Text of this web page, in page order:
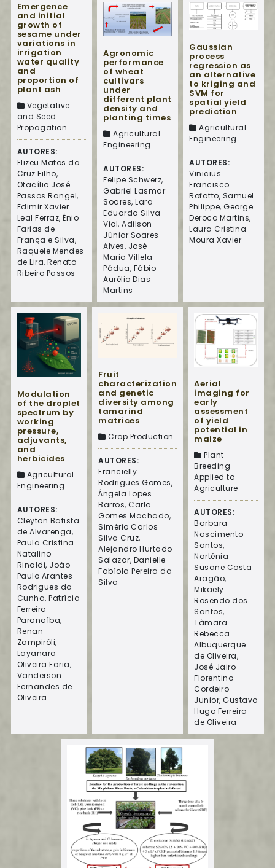
Emergence
and initial
growth of
sesame under
variations in
irrigation
water quality
and
proportion of
plant ash
Vegetative
and Seed
Propagation
AUTORES:
Elizeu Matos da
Cruz Filho,
Otacílio José
Passos Rangel,
Edimir Xavier
Leal Ferraz, Ênio
Farias de
França e Silva,
Raquele Mendes
de Lira, Renato
Ribeiro Passos
Agronomic
performance
of wheat
cultivars
under
different plant
density and
planting times
Agricultural
Engineering
AUTORES:
Felipe Schwerz,
Gabriel Lasmar
Soares, Lara
Eduarda Silva
Viol, Adilson
Júnior Soares
Alves, José
Maria Villela
Pádua, Fábio
Aurélio Dias
Martins
Gaussian
process
regression as
an alternative
to kriging and
SVM for
spatial yield
prediction
Agricultural
Engineering
AUTORES:
Vinicius
Francisco
Rofatto, Samuel
Philippe, George
Deroco Martins,
Laura Cristina
Moura Xavier
Modulation
of the droplet
spectrum by
working
pressure,
adjuvants,
and
herbicides
Agricultural
Engineering
AUTORES:
Cleyton Batista
de Alvarenga,
Paula Cristina
Natalino
Rinaldi, João
Paulo Arantes
Rodrigues da
Cunha, Patrícia
Ferreira
Paranaíba,
Renan
Zampiróli,
Layanara
Oliveira Faria,
Vanderson
Fernandes de
Oliveira
Fruit
characterization
and genetic
diversity among
tamarind
matrices
Crop Production
AUTORES:
Francielly
Rodrigues Gomes,
Ângela Lopes
Barros, Carla
Gomes Machado,
Simério Carlos
Silva Cruz,
Alejandro Hurtado
Salazar, Danielle
Fabíola Pereira da
Silva
Aerial
imaging for
early
assessment
of yield
potential in
maize
Plant
Breeding
Applied to
Agriculture
AUTORES:
Barbara
Nascimento
Santos,
Nartênia
Susane Costa
Aragão,
Mikaely
Rosendo dos
Santos,
Tâmara
Rebecca
Albuquerque
de Oliveira,
José Jairo
Florentino
Cordeiro
Junior, Gustavo
Hugo Ferreira
de Oliveira